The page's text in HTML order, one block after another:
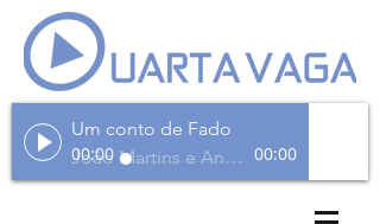
Um conto de Fado
João Martins e André Teixeira
00:00 00:00